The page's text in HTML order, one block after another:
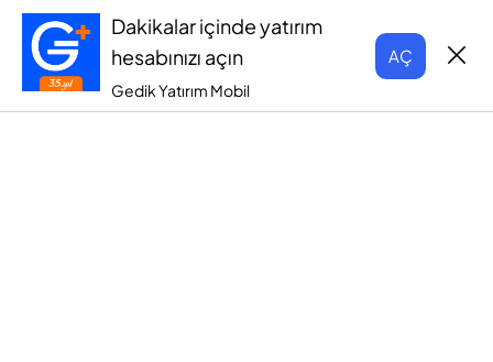
Dakikalar içinde yatırım
hesabınızı açın
Gedik Yatırım Mobil
AÇ